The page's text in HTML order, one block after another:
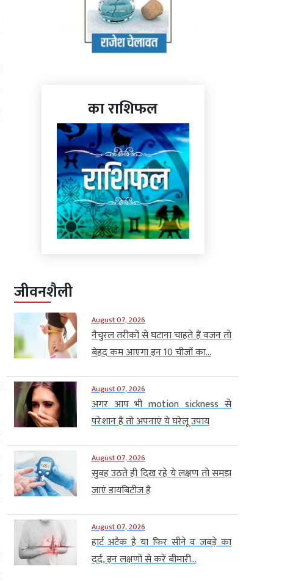
का राशिफल
जीवनशैली
August 07, 2026
नैचुरल तरीकों से घटाना चाहते हैं वजन तो
बेहद कम आएगा इन 10 चीजों का...
August 07, 2026
अगर आप भी motion sickness से
परेशान हैं तो अपनाएं ये घरेलू उपाय
August 07, 2026
सुबह उठते ही दिख रहे ये लक्षण तो समझ
जाएं डायबिटीज है
August 07, 2026
हार्ट अटैक है या फिर सीने व जबड़े का
दर्द, इन लक्षणों से करें बीमारी...